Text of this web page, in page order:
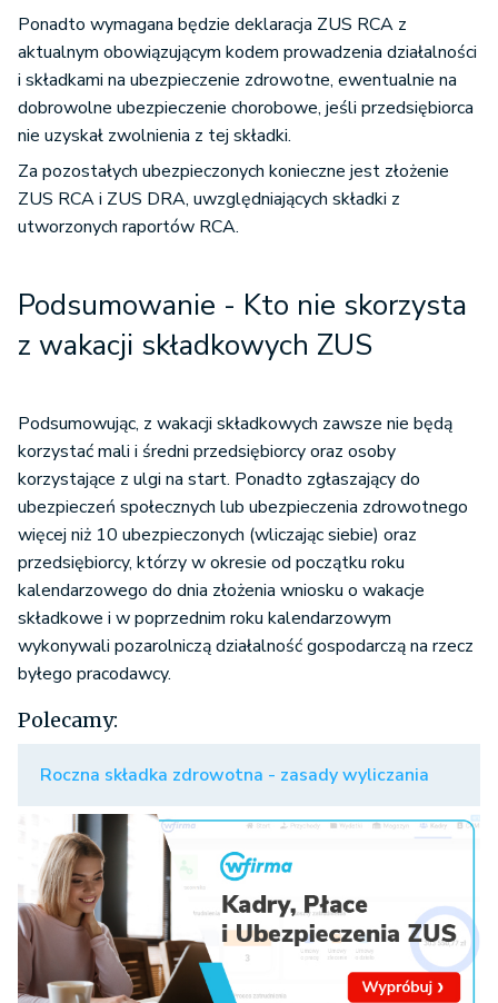
Ponadto wymagana będzie deklaracja ZUS RCA z
aktualnym obowiązującym kodem prowadzenia działalności
i składkami na ubezpieczenie zdrowotne, ewentualnie na
dobrowolne ubezpieczenie chorobowe, jeśli przedsiębiorca
nie uzyskał zwolnienia z tej składki.
Za pozostałych ubezpieczonych konieczne jest złożenie
ZUS RCA i ZUS DRA, uwzględniających składki z
utworzonych raportów RCA.
Podsumowanie - Kto nie skorzysta
z wakacji składkowych ZUS
Podsumowując, z wakacji składkowych zawsze nie będą
korzystać mali i średni przedsiębiorcy oraz osoby
korzystające z ulgi na start. Ponadto zgłaszający do
ubezpieczeń społecznych lub ubezpieczenia zdrowotnego
więcej niż 10 ubezpieczonych (wliczając siebie) oraz
przedsiębiorcy, którzy w okresie od początku roku
kalendarzowego do dnia złożenia wniosku o wakacje
składkowe i w poprzednim roku kalendarzowym
wykonywali pozarolniczą działalność gospodarczą na rzecz
byłego pracodawcy.
Polecamy:
Roczna składka zdrowotna - zasady wyliczania